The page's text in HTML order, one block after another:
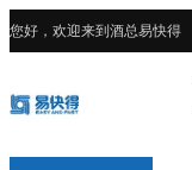
您好，欢迎来到酒总易快得